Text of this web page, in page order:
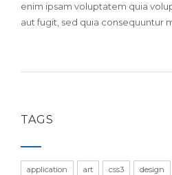
enim ipsam voluptatem quia
aut fugit, sed quia consequuntur
TAGS
application art css3 design